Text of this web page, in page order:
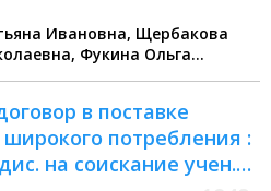
Ивановна, Щербакова
Фукина Ольга
в поставке
широкого потребления :
на соискание учен.